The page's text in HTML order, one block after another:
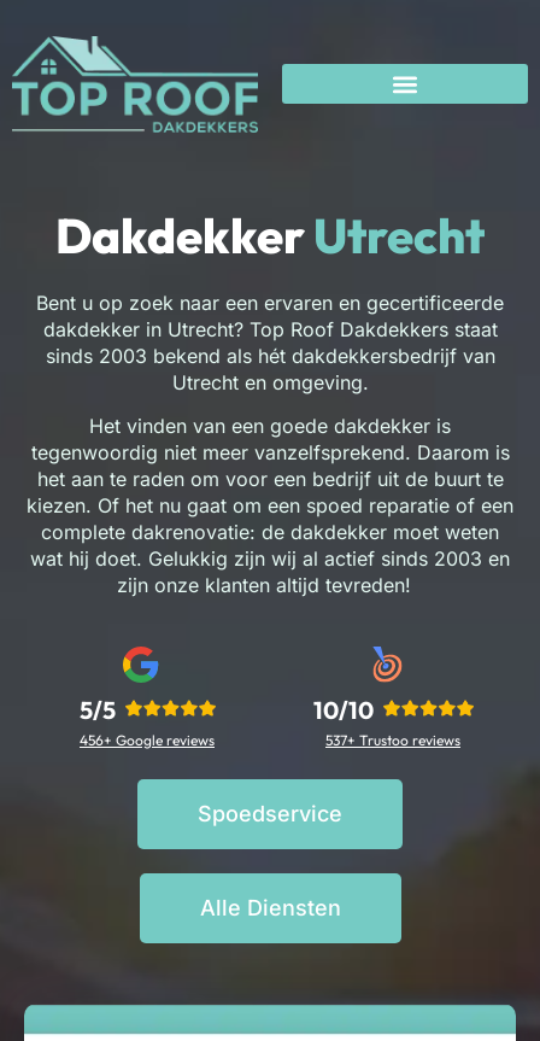
DakdekkerUtrecht
Bent u op zoek naar een ervaren en gecertificeerde
dakdekker in Utrecht? Top Roof Dakdekkers staat
sinds 2003 bekend als hét dakdekkersbedrijf van
Utrecht en omgeving.
Het vinden van een goede dakdekker is
tegenwoordig niet meer vanzelfsprekend. Daarom is
het aan te raden om voor een bedrijf uit de buurt te
kiezen. Of het nu gaat om een spoed reparatie of een
complete dakrenovatie: de dakdekker moet weten
wat hij doet. Gelukkig zijn wij al actief sinds 2003 en
zijn onze klanten altijd tevreden!
5/5
456+ Google reviews
10/10
537+ Trustoo reviews
Spoedservice
Alle Diensten